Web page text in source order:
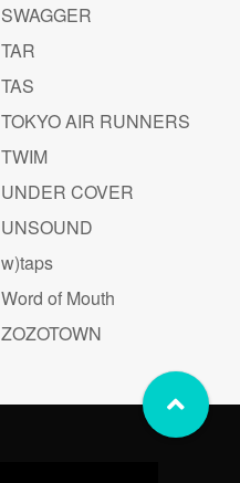
SWAGGER
TAR
TAS
TOKYO AIR RUNNERS
TWIM
UNDER COVER
UNSOUND
w)taps
Word of Mouth
ZOZOTOWN